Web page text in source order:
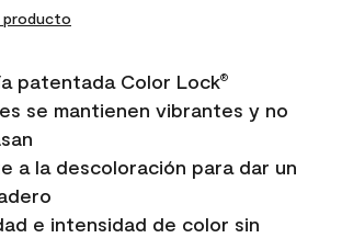
producto
patentada Color Lock®
se mantienen vibrantes y no
a la descoloración para dar un
e intensidad de color sin